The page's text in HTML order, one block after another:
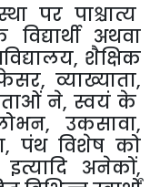
पर पाश्चात्य
विद्यार्थी अथवा
, शैक्षिक
,व्याख्याता,
ने, स्वयं के
, उकसावा,
, पंथ विशेष को
इत्यादि अनेकों,